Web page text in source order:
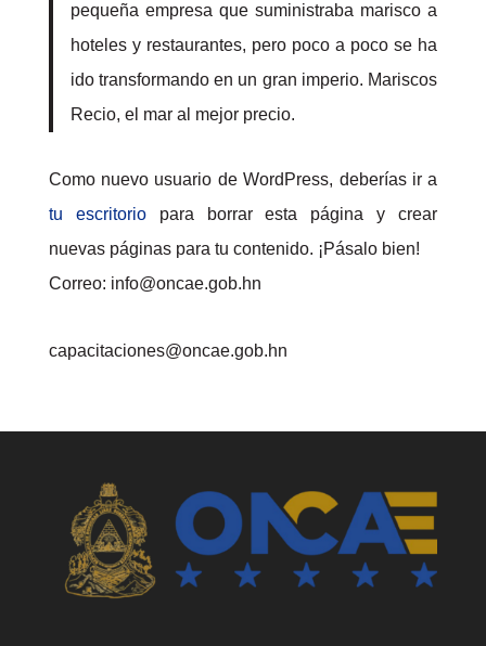
pequeña empresa que suministraba marisco a
hoteles y restaurantes, pero poco a poco se ha
ido transformando en un gran imperio. Mariscos
Recio, el mar al mejor precio.
Como nuevo usuario de WordPress, deberías ir a
tu escritoriopara borrar esta página y crear
nuevas páginas para tu contenido. ¡Pásalo bien!
Correo: info@oncae.gob.hn
capacitaciones@oncae.gob.hn